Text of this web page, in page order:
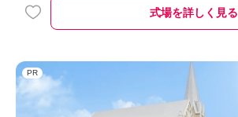
式場を詳しく見る
PR